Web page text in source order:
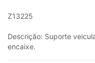
Z13225
Descrição: Suporte
encaixe.